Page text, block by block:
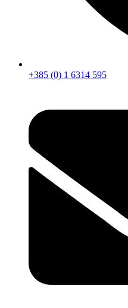
+385 (0) 1 6314 595